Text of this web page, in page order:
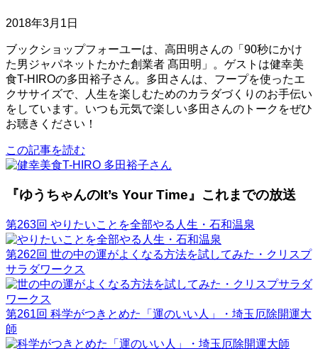
2018年3月1日
ブックショップフォーユーは、高田明さんの「90秒にかけ
た男ジャパネットたかた創業者 髙田明」。ゲストは健幸美
食T-HIROの多田裕子さん。多田さんは、フープを使ったエ
クササイズで、人生を楽しむためのカラダづくりのお手伝い
をしています。いつも元気で楽しい多田さんのトークをぜひ
お聴きください！
この記事を読む
『ゆうちゃんのIt’s Your Time』これまでの放送
第263回 やりたいことを全部やる人生・石和温泉
第262回 世の中の運がよくなる方法を試してみた・クリスプ
サラダワークス
第261回 科学がつきとめた「運のいい人」・埼玉厄除開運大
師